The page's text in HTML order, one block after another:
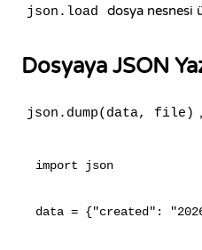
json.load dosya nesnesi
Dosyaya JSON
json.dump(data, file)
import json
data = {"created":